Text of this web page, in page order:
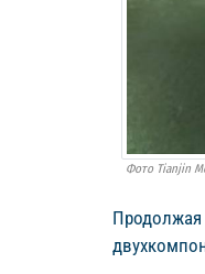
Фото Tianjin